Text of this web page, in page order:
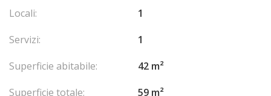
Locali:
1
Servizi:
1
Superficie abitabile:
42 m²
Superficie totale:
59 m²